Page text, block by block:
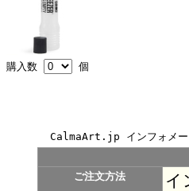
購入数 個
CalmaArt.jp インフォメー
ご注文方法
イ